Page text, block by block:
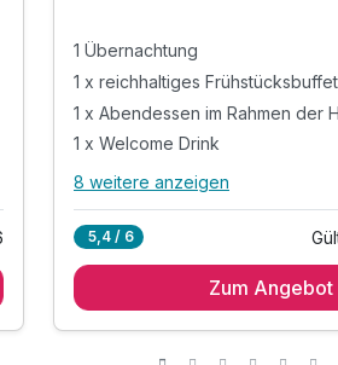
1 Übernachtung
1 x reichhaltiges Frühstücksbuffet
1 x Abendessen im Rahmen der
1 x Welcome Drink
Alle Inklusivleistungen
1 x reichhaltiges Frühstücksbuffet
8 weitere anzeigen
5,4 / 6
Zum Angebot